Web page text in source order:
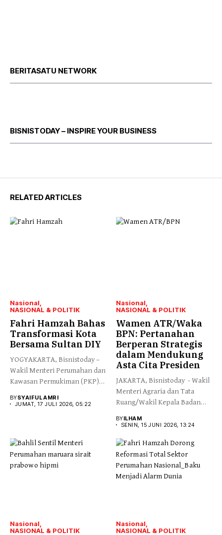
BERITASATU NETWORK
BISNISTODAY – INSPIRE YOUR BUSINESS
RELATED ARTICLES
Nasional
NASIONAL & POLITIK
Fahri Hamzah Bahas
Transformasi Kota
Bersama Sultan DIY
YOGYAKARTA, Bisnistoday –
Wakil Menteri Perumahan dan
Kawasan Permukiman (PKP)
BYSYAIFUL AMRI
JUMAT, 17 JULI 2026, 05:22
Nasional
NASIONAL & POLITIK
Wamen ATR/Waka
BPN: Pertanahan
Berperan Strategis
dalam Mendukung
Asta Cita Presiden
JAKARTA, Bisnistoday - Wakil
Menteri Agraria dan Tata
Ruang/Wakil Kepala Badan
BYILHAM
SENIN, 15 JUNI 2026, 13:24
Nasional
NASIONAL & POLITIK
Nasional
NASIONAL & POLITIK